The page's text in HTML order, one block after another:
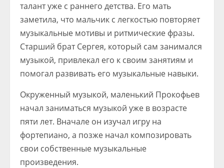
талант уже с раннего детства. Его мать
заметила, что мальчик с легкостью повторяет
музыкальные мотивы и ритмические фразы.
Старший брат Сергея, который сам занимался
музыкой, привлекал его к своим занятиям и
помогал развивать его музыкальные навыки.
Окруженный музыкой, маленький Прокофьев
начал заниматься музыкой уже в возрасте
пяти лет. Вначале он изучал игру на
фортепиано, а позже начал композировать
свои собственные музыкальные
произведения.